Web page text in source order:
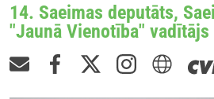
14. Saeimas deputāts,
"Jaunā Vienotība" vadītājs